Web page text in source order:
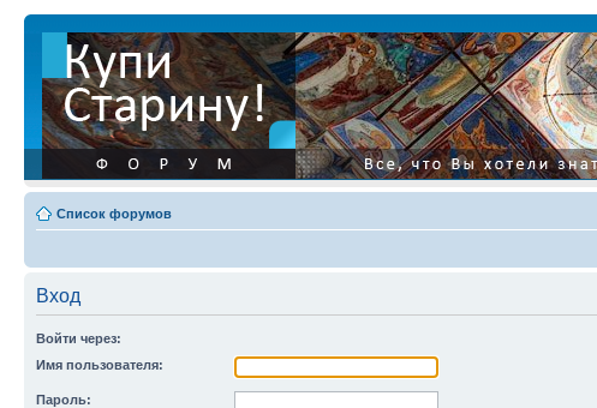
Список форумов
Вход
Войти через:
Имя пользователя:
Пароль: